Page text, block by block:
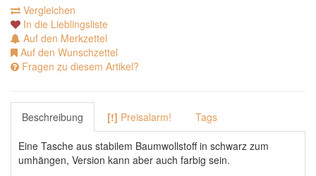
Vergleichen
In die Lieblingsliste
Auf den Merkzettel
Auf den Wunschzettel
Fragen zu diesem Artikel?
Beschreibung [!] Preisalarm! Tags
Eine Tasche aus stabilem Baumwollstoff in schwarz zum
umhängen, Version kann aber auch farbig sein.